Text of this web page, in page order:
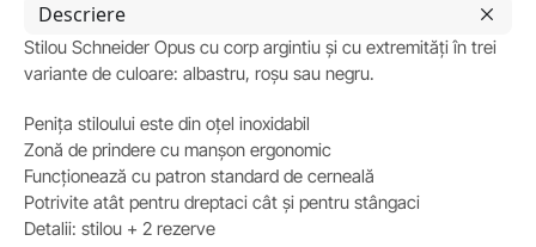
Descriere
Stilou Schneider Opus cu corp argintiu și cu extremități în trei
variante de culoare: albastru, roșu sau negru.
Penița stiloului este din oțel inoxidabil
Zonă de prindere cu manșon ergonomic
Funcționează cu patron standard de cerneală
Potrivite atât pentru dreptaci cât și pentru stângaci
Detalii: stilou + 2 rezerve